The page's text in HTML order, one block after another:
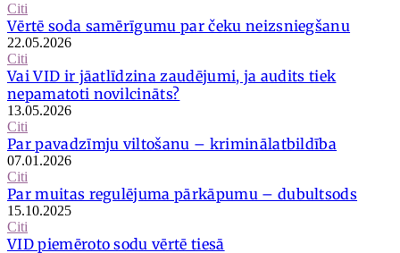
Citi
Vērtē soda samērīgumu par čeku neizsniegšanu
22.05.2026
Citi
Vai VID ir jāatlīdzina zaudējumi, ja audits tiek
nepamatoti novilcināts?
13.05.2026
Citi
Par pavadzīmju viltošanu – kriminālatbildība
07.01.2026
Citi
Par muitas regulējuma pārkāpumu – dubultsods
15.10.2025
Citi
VID piemēroto sodu vērtē tiesā